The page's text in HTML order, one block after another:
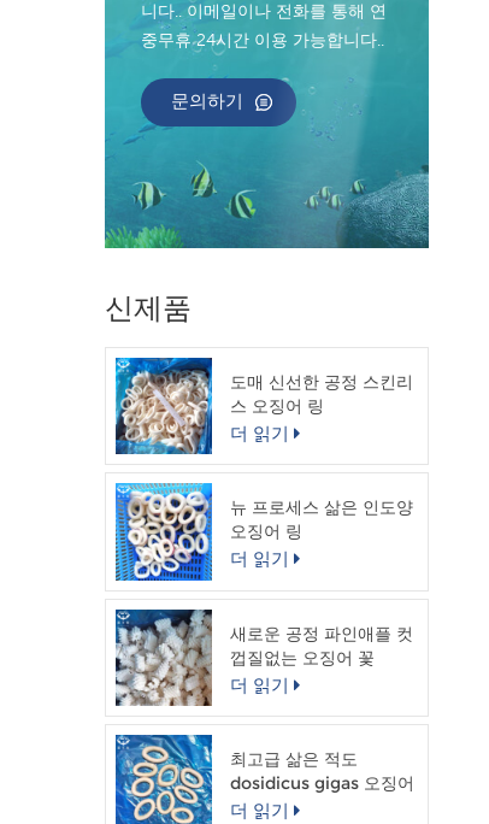
니다.. 이메일이나 전화를 통해 연
중무휴 24시간 이용 가능합니다..
문의하기
신제품
도매 신선한 공정 스킨리
스 오징어 링
더 읽기
뉴 프로세스 삶은 인도양
오징어 링
더 읽기
새로운 공정 파인애플 컷
껍질없는 오징어 꽃
더 읽기
최고급 삶은 적도
dosidicus gigas 오징어
링
더 읽기